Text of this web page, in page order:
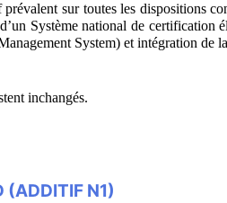
prévalent sur toutes les dispositions
Système national de certification
System) et intégration de
inchangés.
(ADDITIF N1)